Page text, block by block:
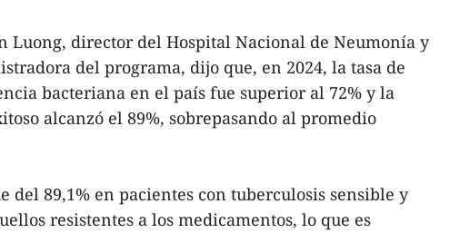
Luong, director del Hospital Nacional de Neumonía y
del programa, dijo que, en 2024, la tasa de
bacteriana en el país fue superior al 72% y la
alcanzó el 89%, sobrepasando al promedio
del 89,1% en pacientes con tuberculosis sensible y
resistentes a los medicamentos, lo que es